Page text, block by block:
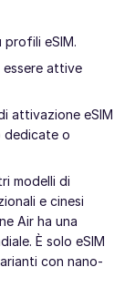
eSIM.
essere attive
attivazione eSIM
dedicate o
modelli di
e cinesi
Air ha una
È solo eSIM
con nano-